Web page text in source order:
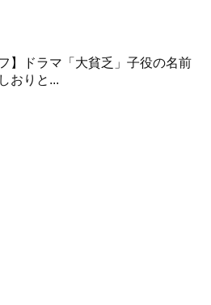
フ】ドラマ「大貧乏」子役の名前
おりと...